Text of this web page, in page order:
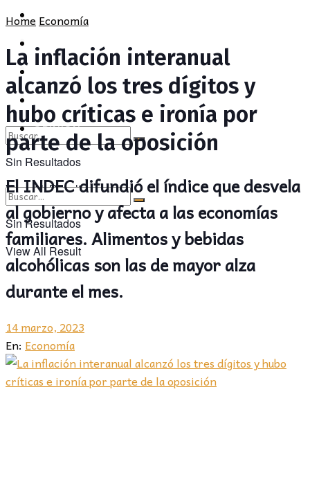
POLÍTICA
CULTURA
OPINIÓN
Sin Resultados
View All Result
PROVINCIA
POLÍTICA
SOCIEDAD
CULTURA
OPINIÓN
Sin Resultados
View All Result
HomeEconomía
La inflación interanual
alcanzó los tres dígitos y
hubo críticas e ironía por
parte de la oposición
El INDEC difundió el índice que desvela
al gobierno y afecta a las economías
familiares. Alimentos y bebidas
alcohólicas son las de mayor alza
durante el mes.
14 marzo, 2023
En: Economía